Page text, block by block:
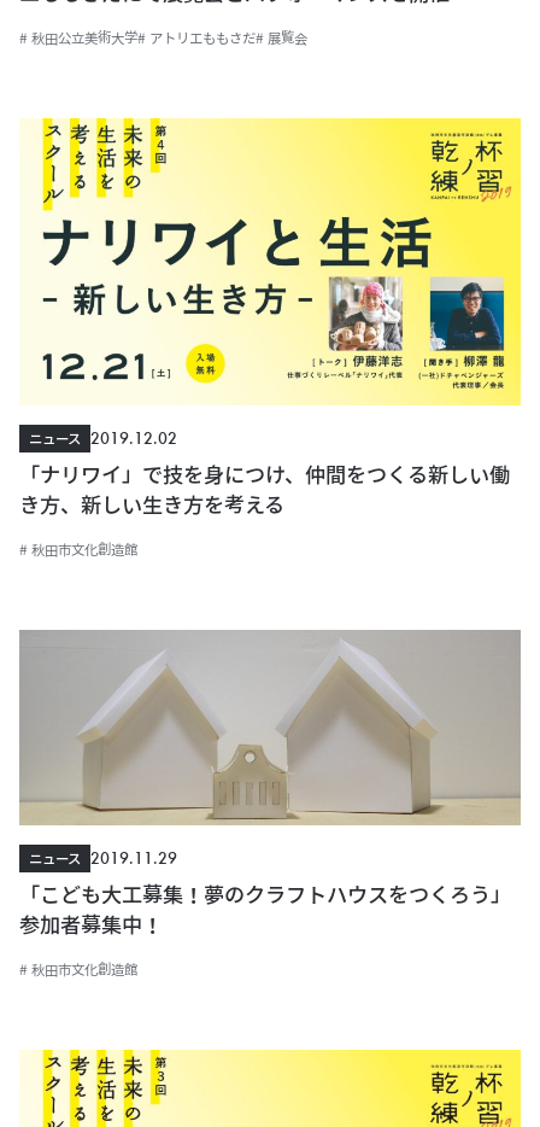
# 秋田公立美術大学# アトリエももさだ# 展覧会
ニュース
2019.12.02
「ナリワイ」で技を身につけ、仲間をつくる新しい働
き方、新しい生き方を考える
# 秋田市文化創造館
ニュース
2019.11.29
「こども大工募集！夢のクラフトハウスをつくろう」
参加者募集中！
# 秋田市文化創造館